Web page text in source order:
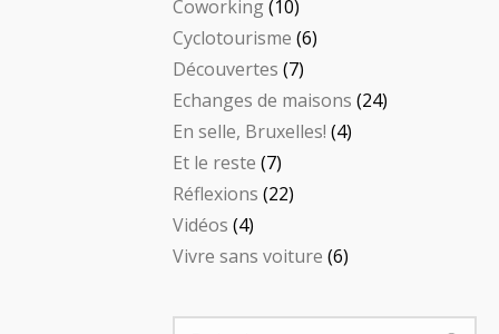
Coworking(10)
Cyclotourisme (6)
Découvertes (7)
Echanges de maisons (24)
En selle, Bruxelles! (4)
Et le reste (7)
Réflexions (22)
Vidéos (4)
Vivre sans voiture (6)